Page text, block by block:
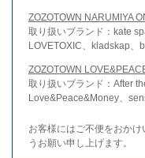
ZOZOTOWN NARUMIYA
取り扱いブランド：kate
LOVETOXIC、kladskap、
ZOZOTOWN
取り扱いブランド：After
Love&Peace&Money、
お客様にはご不便をおか
うお願い申し上げます。